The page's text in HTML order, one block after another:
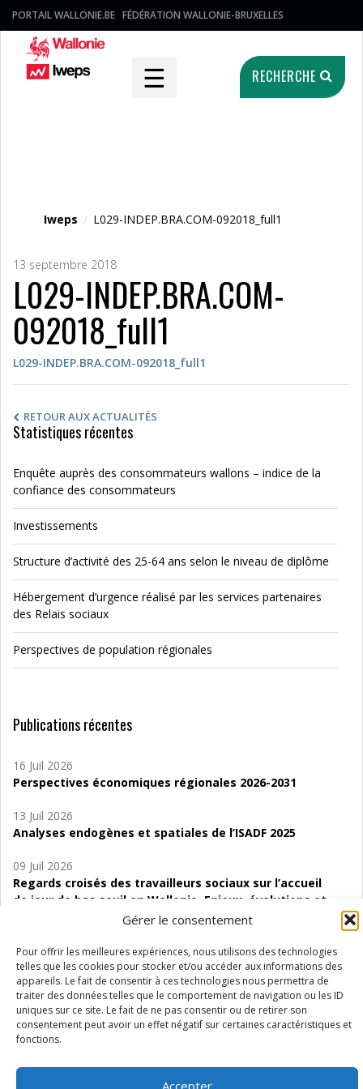
Gérer le consentement
Pour offrir les meilleures expériences, nous utilisons des technologies
telles que les cookies pour stocker et/ou accéder aux informations des
appareils. Le fait de consentir à ces technologies nous permettra de
traiter des données telles que le comportement de navigation ou les ID
uniques sur ce site. Le fait de ne pas consentir ou de retirer son
consentement peut avoir un effet négatif sur certaines caractéristiques et
fonctions.
Accepter
PORTAIL WALLONIE.BE FÉDÉRATION WALLONIE-BRUXELLES
☰ RECHERCHE
Iweps / L029-INDEP.BRA.COM-092018_full1
13 septembre 2018
L029-INDEP.BRA.COM-
092018_full1
L029-INDEP.BRA.COM-092018_full1
RETOUR AUX ACTUALITÉS
Statistiques récentes
Enquête auprès des consommateurs wallons – indice de la
confiance des consommateurs
Investissements
Structure d’activité des 25-64 ans selon le niveau de diplôme
Hébergement d’urgence réalisé par les services partenaires
des Relais sociaux
Perspectives de population régionales
Publications récentes
16 Juil 2026
Perspectives économiques régionales 2026-2031
13 Juil 2026
Analyses endogènes et spatiales de l’ISADF 2025
09 Juil 2026
Regards croisés des travailleurs sociaux sur l’accueil
de jour de bas seuil en Wallonie. Enjeux, évolutions et
06 Juil 2026
Étude d’évaluabilité des Structures
d’accompagnement à l’autocréation d’emploi (SAACE)
01 Juil 2026
Pénurie du personnel infirmier :quels indicateurs
Wallonie ?